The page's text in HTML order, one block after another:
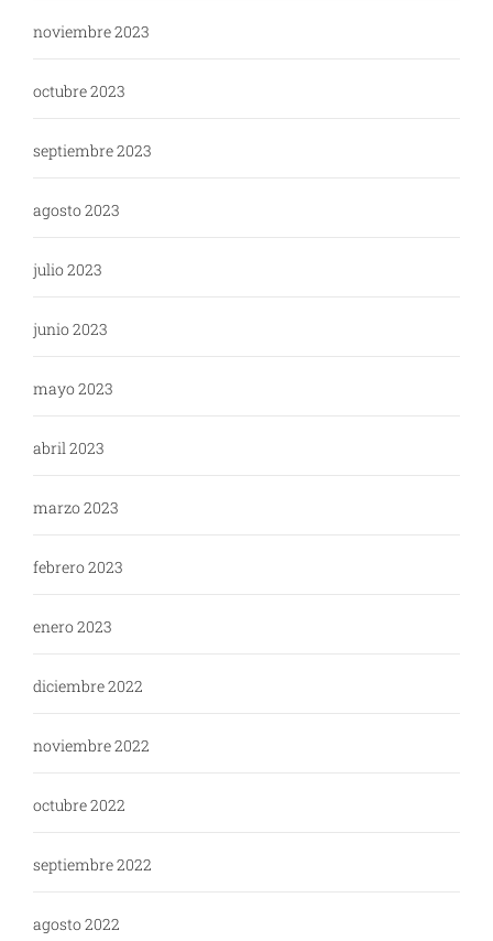
noviembre 2023
octubre 2023
septiembre 2023
agosto 2023
julio 2023
junio 2023
mayo 2023
abril 2023
marzo 2023
febrero 2023
enero 2023
diciembre 2022
noviembre 2022
octubre 2022
septiembre 2022
agosto 2022